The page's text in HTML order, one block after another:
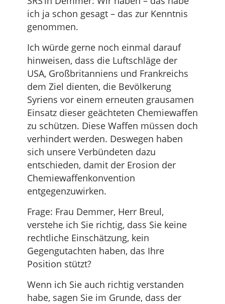
ich ja schon gesagt – das zur Kenntnis
genommen.
Ich würde gerne noch einmal darauf
hinweisen, dass die Luftschläge der
USA, Großbritanniens und Frankreichs
dem Ziel dienten, die Bevölkerung
Syriens vor einem erneuten grausamen
Einsatz dieser geächteten Chemiewaffen
zu schützen. Diese Waffen müssen doch
verhindert werden. Deswegen haben
sich unsere Verbündeten dazu
entschieden, damit der Erosion der
Chemiewaffenkonvention
entgegenzuwirken.
Frage: Frau Demmer, Herr Breul,
verstehe ich Sie richtig, dass Sie keine
rechtliche Einschätzung, kein
Gegengutachten haben, das Ihre
Position stützt?
Wenn ich Sie auch richtig verstanden
habe, sagen Sie im Grunde, dass der